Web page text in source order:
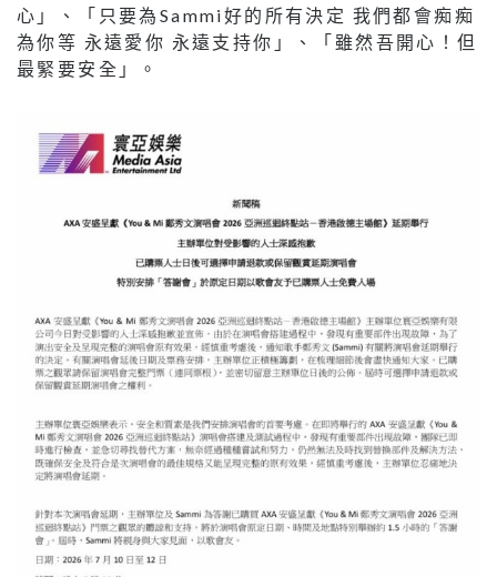
心」、「只要為Sammi好的所有決定 我們都會痴痴
為你等 永遠愛你 永遠支持你」、「雖然吾開心！但
最緊要安全」。